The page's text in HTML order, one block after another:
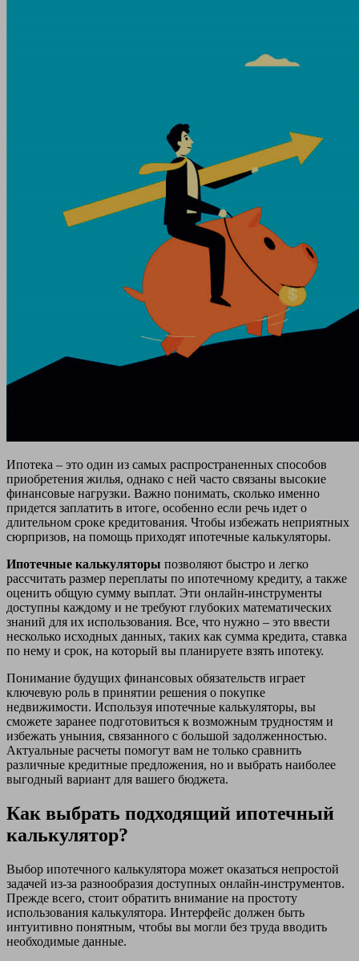
Ипотека – это один из самых распространенных способов
приобретения жилья, однако с ней часто связаны высокие
финансовые нагрузки. Важно понимать, сколько именно
придется заплатить в итоге, особенно если речь идет о
длительном сроке кредитования. Чтобы избежать неприятных
сюрпризов, на помощь приходят ипотечные калькуляторы.
Ипотечные калькуляторы позволяют быстро и легко
рассчитать размер переплаты по ипотечному кредиту, а также
оценить общую сумму выплат. Эти онлайн-инструменты
доступны каждому и не требуют глубоких математических
знаний для их использования. Все, что нужно – это ввести
несколько исходных данных, таких как сумма кредита, ставка
по нему и срок, на который вы планируете взять ипотеку.
Понимание будущих финансовых обязательств играет
ключевую роль в принятии решения о покупке
недвижимости. Используя ипотечные калькуляторы, вы
сможете заранее подготовиться к возможным трудностям и
избежать уныния, связанного с большой задолженностью.
Актуальные расчеты помогут вам не только сравнить
различные кредитные предложения, но и выбрать наиболее
выгодный вариант для вашего бюджета.
Как выбрать подходящий ипотечный
калькулятор?
Выбор ипотечного калькулятора может оказаться непростой
задачей из-за разнообразия доступных онлайн-инструментов.
Прежде всего, стоит обратить внимание на простоту
использования калькулятора. Интерфейс должен быть
интуитивно понятным, чтобы вы могли без труда вводить
необходимые данные.